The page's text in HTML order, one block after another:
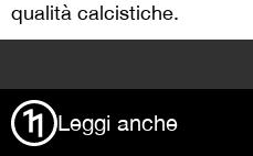
qualità calcistiche.
Leggi anche